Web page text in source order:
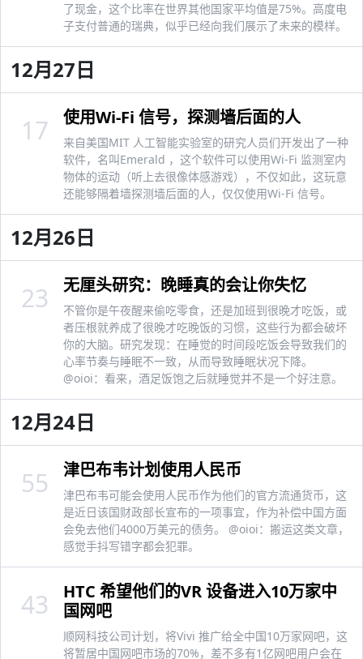
了现金，这个比率在世界其他国家平均值是75%。高度电
子支付普通的瑞典，似乎已经向我们展示了未来的模样。
12月27日
使用Wi-Fi 信号，探测墙后面的人
来自美国MIT 人工智能实验室的研究人员们开发出了一种
软件，名叫Emerald ，这个软件可以使用Wi-Fi 监测室内
物体的运动（听上去很像体感游戏），不仅如此，这玩意
还能够隔着墙探测墙后面的人，仅仅使用Wi-Fi 信号。
17
12月26日
无厘头研究：晚睡真的会让你失忆
不管你是午夜醒来偷吃零食，还是加班到很晚才吃饭，或
者压根就养成了很晚才吃晚饭的习惯，这些行为都会破坏
你的大脑。研究发现：在睡觉的时间段吃饭会导致我们的
心率节奏与睡眠不一致，从而导致睡眠状况下降。
@oioi：看来，酒足饭饱之后就睡觉并不是一个好注意。
23
12月24日
津巴布韦计划使用人民币
津巴布韦可能会使用人民币作为他们的官方流通货币，这
是近日该国财政部长宣布的一项事宜，作为补偿中国方面
会免去他们4000万美元的债务。 @oioi：搬运这类文章，
感觉手抖写错字都会犯罪。
55
HTC 希望他们的VR 设备进入10万家中
国网吧
顺网科技公司计划，将Vivi 推广给全中国10万家网吧，这
将暂居中国网吧市场的70%，差不多有1亿网吧用户会在
43